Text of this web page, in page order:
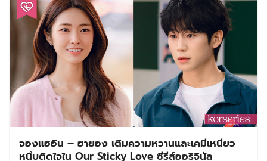
จองแฮอิน – ฮายอง เติมความหวานและเคมีเหนียว
หนึบติดใจใน Our Sticky Love ซีรีส์ออริจินัล